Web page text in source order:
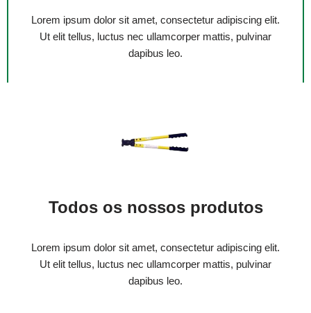
Lorem ipsum dolor sit amet, consectetur adipiscing elit.
Ut elit tellus, luctus nec ullamcorper mattis, pulvinar
dapibus leo.
Todos os nossos produtos
Lorem ipsum dolor sit amet, consectetur adipiscing elit.
Ut elit tellus, luctus nec ullamcorper mattis, pulvinar
dapibus leo.